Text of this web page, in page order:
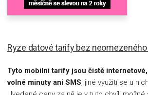
Ryze datové tarify bez neomezeného
Tyto mobilní tarify jsou čistě
volné minuty ani SMS, jiné využití se u